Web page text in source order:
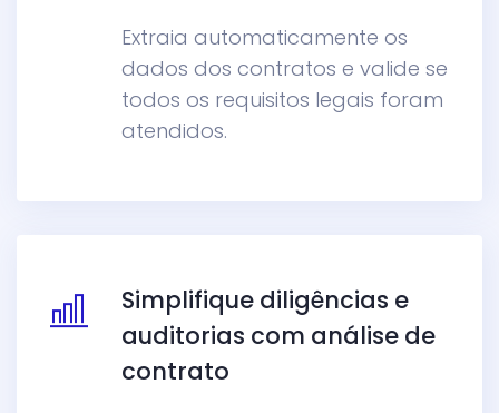
Extraia automaticamente os
dados dos contratos e valide se
todos os requisitos legais foram
atendidos.
Simplifique diligências e
auditorias com análise de
contrato